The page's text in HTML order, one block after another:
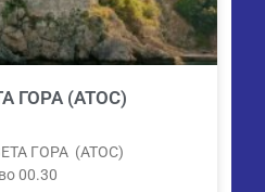
ГОРА (АТОС)
ГОРА (АТОС)
00.30